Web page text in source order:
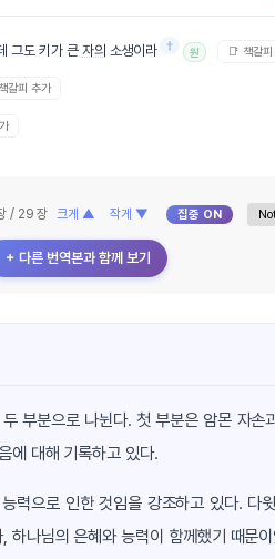
그도 키가 큰자의 소생이라 † 원 📑 책갈
갈피 추가
/ 29 장 크게 ▲ 작게 ▼ 집중 ON
＋ 다른 번역본과 함께 보기
부분으로 나뉜다. 첫 부분은 암몬 자
에 대해 기록하고 있다.
력으로 인한 것임을 강조하고 있다.
하나님의 은혜와 능력이 함께했기 때문